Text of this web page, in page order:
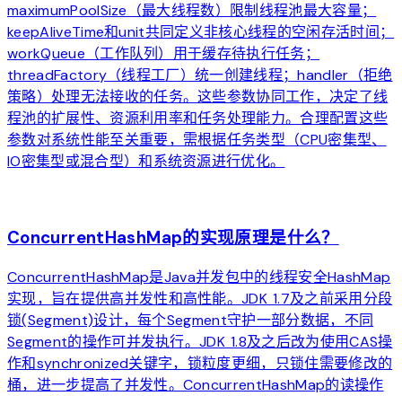
maximumPoolSize（最大线程数）限制线程池最大容量；
keepAliveTime和unit共同定义非核心线程的空闲存活时间；
workQueue（工作队列）用于缓存待执行任务；
threadFactory（线程工厂）统一创建线程；handler（拒绝
策略）处理无法接收的任务。这些参数协同工作，决定了线
程池的扩展性、资源利用率和任务处理能力。合理配置这些
参数对系统性能至关重要，需根据任务类型（CPU密集型、
IO密集型或混合型）和系统资源进行优化。
ConcurrentHashMap的实现原理是什么？
ConcurrentHashMap是Java并发包中的线程安全HashMap
实现，旨在提供高并发性和高性能。JDK 1.7及之前采用分段
锁(Segment)设计，每个Segment守护一部分数据，不同
Segment的操作可并发执行。JDK 1.8及之后改为使用CAS操
作和synchronized关键字，锁粒度更细，只锁住需要修改的
桶，进一步提高了并发性。ConcurrentHashMap的读操作